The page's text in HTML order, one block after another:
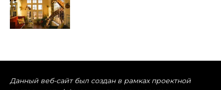
Данный веб-сайт был создан в рамках проектной